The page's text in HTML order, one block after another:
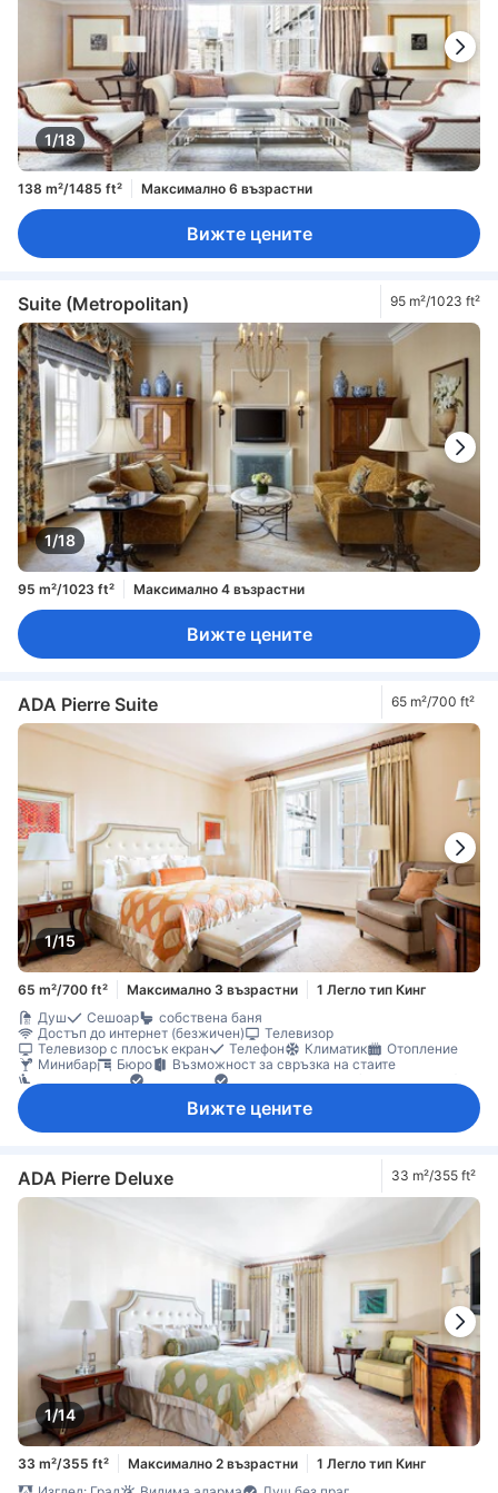
1/18
138 m²/1485 ft² Максимално 6 възрастни
Вижте цените
Suite (Metropolitan) 95 m²/1023 ft²
1/18
95 m²/1023 ft² Максимално 4 възрастни
Вижте цените
ADA Pierre Suite 65 m²/700 ft²
1/15
65 m²/700 ft² Максимално 3 възрастни
1 Легло тип Кинг
Душ
Сешоар
собствена баня
Достъп до интернет (безжичен)
Телевизор
Телевизор с плосък екран
Телефон Климатик
Отопление
Минибар
Бюро
Възможност за свръзка на стаите
Кът за сядане
Прозорец
Бебешко креватче (при запитване)
Вижте цените
ADA Pierre Deluxe 33 m²/355 ft²
1/14
33 m²/355 ft² Максимално 2 възрастни
1 Легло тип Кинг